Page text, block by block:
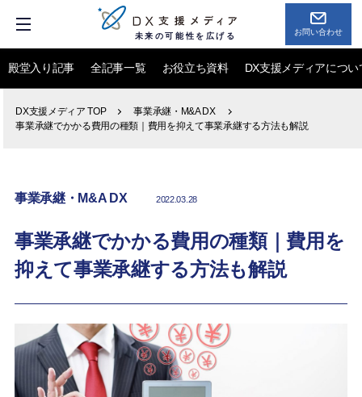
未来の可能性を広げる お問い合わせ
殿堂入り記事 全記事一覧 お役立ち資料 DX支援メディアについ
DX支援メディア TOP
事業承継・M&A DX
事業承継でかかる費用の種類｜費用を抑えて事業承継する方法も解説
事業承継・M&A DX 2022.03.28
事業承継でかかる費用の種類｜費用を
抑えて事業承継する方法も解説